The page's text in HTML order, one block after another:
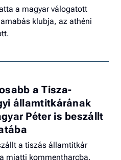
a magyar válogatott
klubja, az athéni
a Tisza-
államtitkárának
Péter is beszállt
a tiszás államtitkár
miatti kommentharcba,